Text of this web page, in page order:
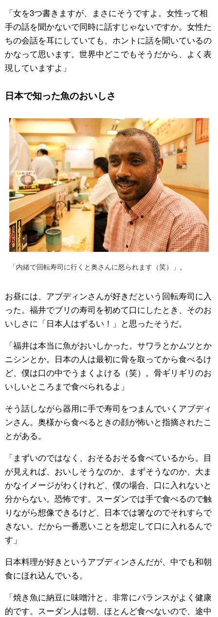
「女を3つ書きますが、まさにそうですよ。女性って相
手の話を聞かないで同時に話すじゃないですか。女性た
ちの会話を耳にしていても、ホントに話を聞いているの
かなって思います。世界中どこでもそうだから、よく表
現していますよ」
日本で知った魚のおいしさ
「内緒で回転寿司に行くと奥さんに怒られます（笑）」。
お昼には、アブディンさんが好きだという回転寿司に入
った。福井でブリの寿司を初めて口にしたとき、そのお
いしさに「日本人はずるい！」と思ったそうだ。
「福井は本当に魚がおいしかった。サワラとかムツとか
ニシンとか。日本の人は最初に骨を取ってから食べるけ
ど、僕は口の中でうまくよける（笑）。骨ギリギリのお
いしいところまで食べられるよ」
そう話しながら器用に手で寿司をつまんでいくアブディ
ンさん。奥様から食べるときの顔が怖いと指摘されたこ
とがある。
「まずいのではなく、おそるおそる食べているから。目
が見えれば、おいしそうなのか、まずそうなのか、大ま
かなイメージがわくけれど、僕の場合、口に入れないと
分からない。恐怖です。スーダンでは手で食べるので触
りながら想像できるけど、日本では箸なのでそれすらで
きない。だから一番悪いことを想定して口に入れるんで
す」
日本料理が好きというアブディンさんだが、中でも和朝
食にほれ込んでいる。
「焼き魚に納豆に味噌汁と、非常にバランスがよく健康
的です。スーダン人は朝、ほとんど食べないので、途中